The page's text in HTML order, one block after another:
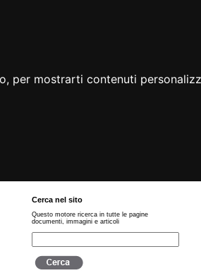
per mostrarti contenuti
Cerca nel sito
Questo motore ricerca in tutte le pagine
documenti, immagini e articoli